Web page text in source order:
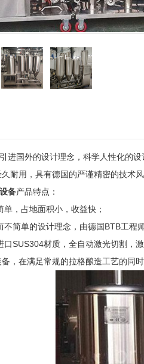
引进国外的设计理念，科学人性化的
耐用，具有德国的严谨精密的技术风
备产品特点：
单，占地面积小，收益快；
不简单的设计理念，由德国BTB工程
口SUS304材质，全自动激光切割，
，在满足常规的拉格酿造工艺的同